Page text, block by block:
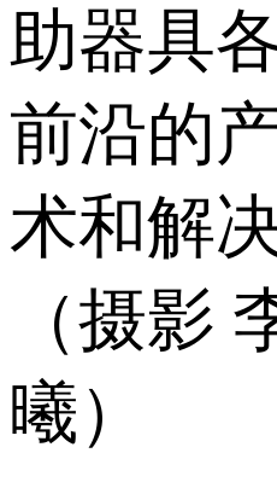
助器具
前沿的
术和解
（摄影
曦）